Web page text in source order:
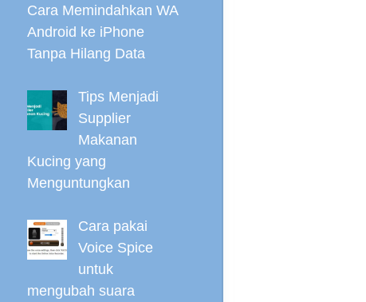
Cara Memindahkan WA
Android ke iPhone
Tanpa Hilang Data
Tips Menjadi
Supplier
Makanan
Kucing yang
Menguntungkan
Cara pakai
Voice Spice
untuk
mengubah suara